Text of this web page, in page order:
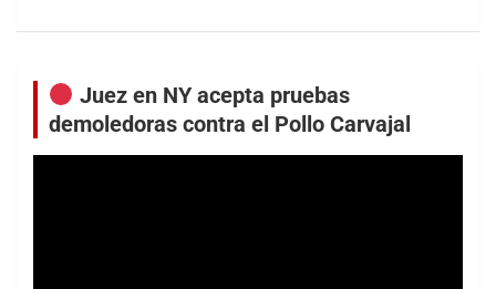
Juez en NY acepta pruebas
demoledoras contra el Pollo Carvajal